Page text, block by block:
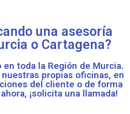
una asesoría
o Cartagena?
toda la Región de Murcia.
propias oficinas, en
del cliente o de forma
¡solicita una llamada!